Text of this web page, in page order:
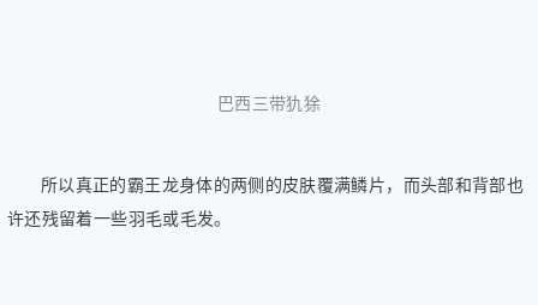
巴西三带犰狳
所以真正的霸王龙身体的两侧的皮肤覆满鳞片，而头部和背部也
许还残留着一些羽毛或毛发。